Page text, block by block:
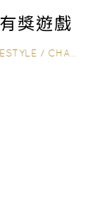
獎遊戲
/ CHAMPIMOM 送禮